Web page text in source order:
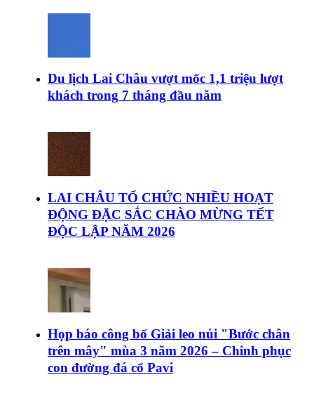
Du lịch Lai Châu vượt mốc 1,1 triệu lượt
khách trong 7 tháng đầu năm
LAI CHÂU TỔ CHỨC NHIỀU HOẠT
ĐỘNG ĐẶC SẮC CHÀO MỪNG TẾT
ĐỘC LẬP NĂM 2026
Họp báo công bố Giải leo núi "Bước chân
trên mây" mùa 3 năm 2026 – Chinh phục
con đường đá cổ Pavi